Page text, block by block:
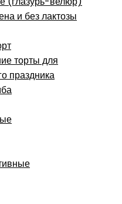
и без лактозы
торты для
праздника